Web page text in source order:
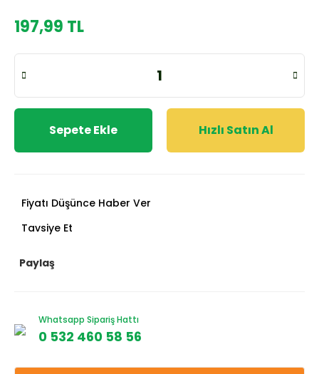
197,99 TL
Sepete Ekle Hızlı Satın Al
Fiyatı Düşünce Haber Ver
Tavsiye Et
Paylaş
Whatsapp Sipariş Hattı
0 532 460 58 56